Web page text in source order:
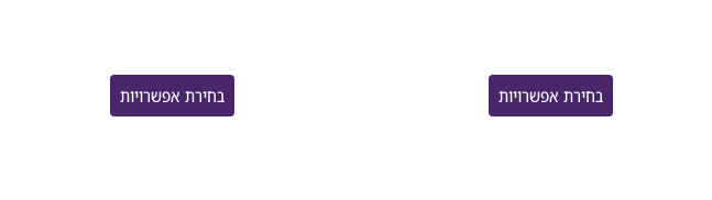
בחירת אפשרויות בחירת אפשרויות